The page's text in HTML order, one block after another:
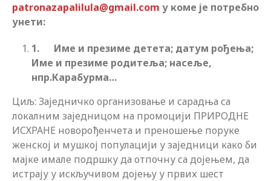
patronazapalilula@gmail.com у коме је потребно
унети:
1. Име и презиме детета; датум рођења;
Име и презиме родитеља; насеље,
нпр.Карабурма…
Циљ: Заједничко организовање и сарадња са
локалним заједницом на промоцији ПРИРОДНЕ
ИСХРАНЕ новорођенчета и преношење поруке
женској и мушкој популацији у заједници како би
мајке имале подршку да отпочну са дојењем, да
истрају у искључивом дојењу у првих шест